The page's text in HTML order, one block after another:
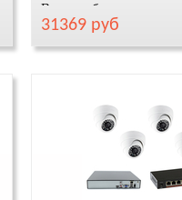
Видеонаблюдение для
цеха, производства
31369 руб